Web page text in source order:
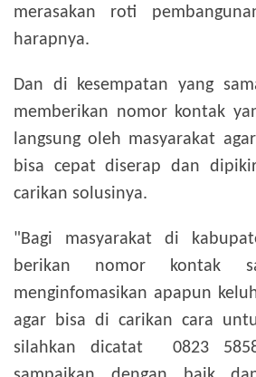
merasakan roti
harapnya.
Dan di kesempatan yang
memberikan nomor kontak
langsung oleh masyarakat
bisa cepat diserap dan
carikan solusinya.
"Bagi masyarakat di
berikan nomor kontak
menginfomasikan apapun
agar bisa di carikan cara
silahkan dicatat 0823